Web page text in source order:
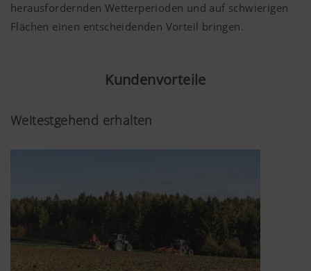
herausfordernden Wetterperioden und auf schwierigen
Flächen einen entscheidenden Vorteil bringen.
Kundenvorteile
Weitestgehend erhalten